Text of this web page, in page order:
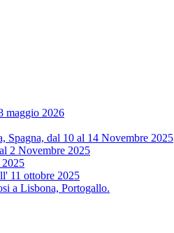
maggio 2026
Spagna, dal 10 al 14 Novembre 2025
2 Novembre 2025
2025
11 ottobre 2025
a Lisbona, Portogallo.